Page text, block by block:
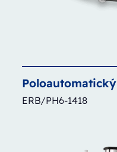
Poloautomatický
ERB/PH6-1418